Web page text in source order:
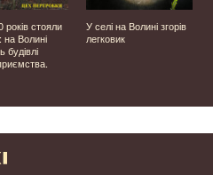
років стояли
на Волині
будівлі
У селі на Волині згорів
легковик